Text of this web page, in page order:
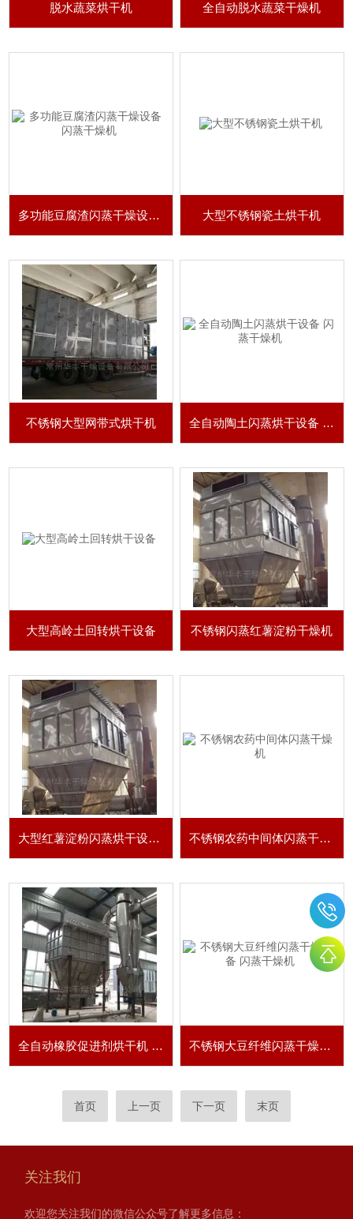
脱水蔬菜烘干机 全自动脱水蔬菜干燥机
多功能豆腐渣闪蒸干燥设备 闪蒸干燥机 大型不锈钢瓷土烘干机
不锈钢大型网带式烘干机 全自动陶土闪蒸烘干设备 闪蒸干燥机
大型高岭土回转烘干设备 不锈钢闪蒸红薯淀粉干燥机
大型红薯淀粉闪蒸烘干设备 闪蒸干燥机 不锈钢农药中间体闪蒸干燥机
全自动橡胶促进剂烘干机 闪蒸干燥机 不锈钢大豆纤维闪蒸干燥设备 闪蒸干燥机
首页 上一页 下一页 末页
关注我们
欢迎您关注我们的微信公众号了解更多信息：